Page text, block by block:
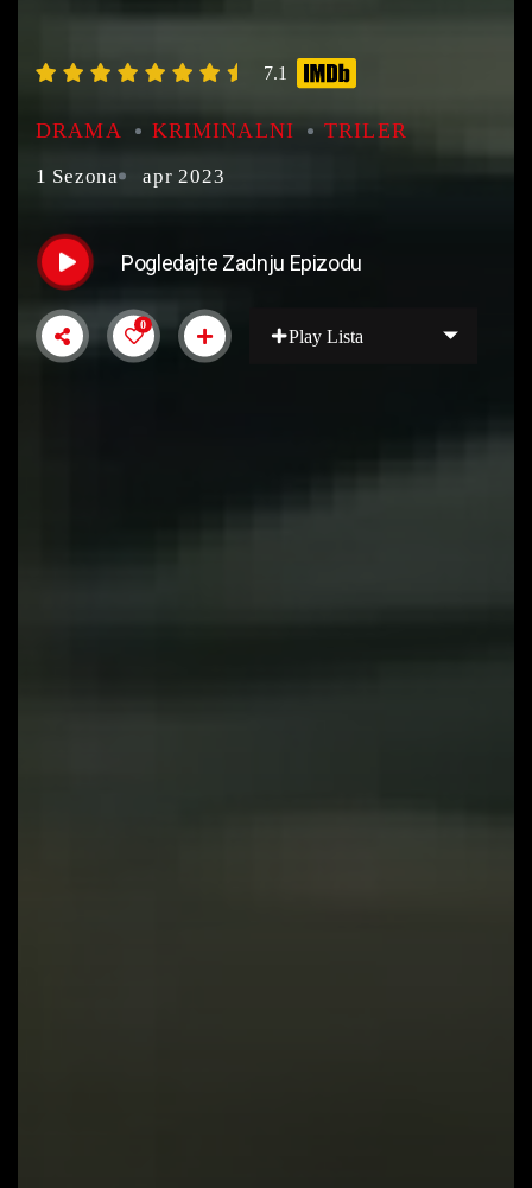
7.1
DRAMA KRIMINALNI TRILER
1 Sezona apr 2023
Pogledajte Zadnju Epizodu
0
Play Lista